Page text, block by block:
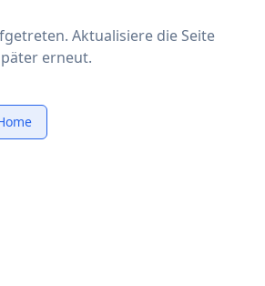
Aktualisiere die Seite
erneut.